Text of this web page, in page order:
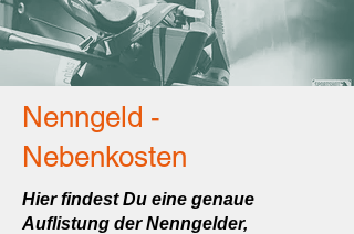
Nenngeld -
Nebenkosten
Hier findest Du eine genaue
Auflistung der Nenngelder,